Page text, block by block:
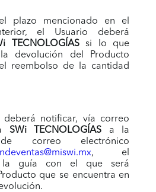
plazo mencionado en el
el Usuario deberá
TECNOLOGÍASsi lo que
devolución del Producto
reembolso de la cantidad
deberá notificar, vía correo
SWi TECNOLOGÍAS a la
correo electrónico
, el
la guía con el que será
que se encuentra en